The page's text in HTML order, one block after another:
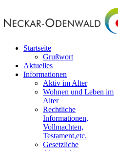
Startseite
Grußwort
Aktuelles
Informationen
Aktiv im Alter
Wohnen und Leben im
Alter
Rechtliche
Informationen,
Vollmachten,
Testament,etc.
Gesetzliche